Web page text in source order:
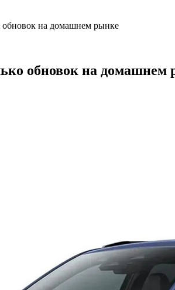
обновок на домашнем рынке
обновок на домашнем